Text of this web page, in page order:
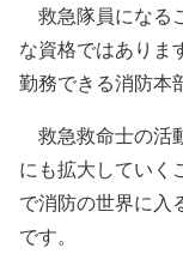
救急隊員になる
な資格ではありま
勤務できる消防本
救急救命士の活
にも拡大していく
で消防の世界に入
です。